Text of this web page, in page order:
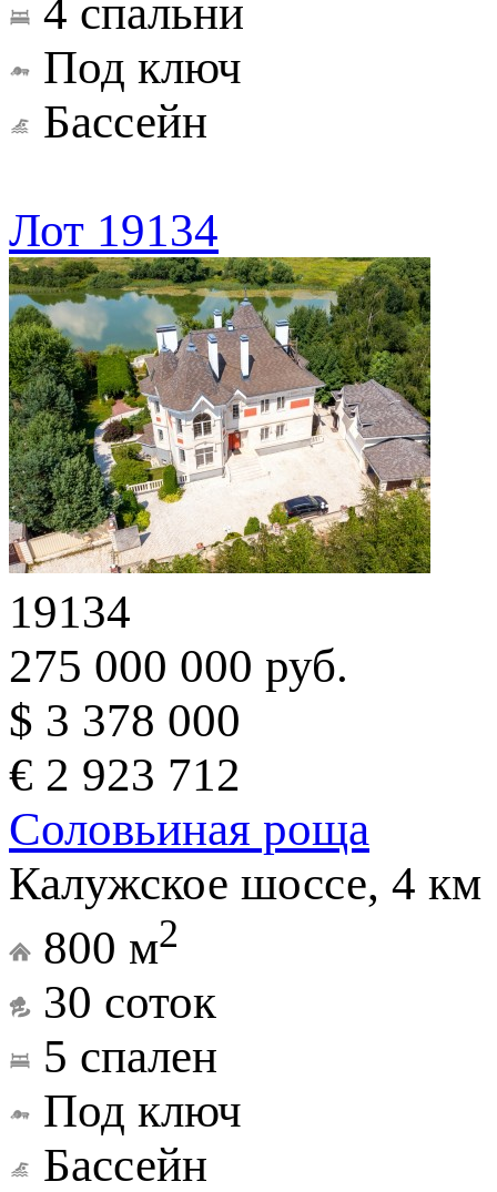
4 спальни
Под ключ
Бассейн
Лот 19134
19134
275 000 000 руб.
$ 3 378 000
€ 2 923 712
Соловьиная роща
Калужское шоссе, 4 км
800 м2
30 соток
5 спален
Под ключ
Бассейн